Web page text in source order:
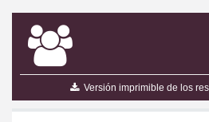
Versión imprimible de los